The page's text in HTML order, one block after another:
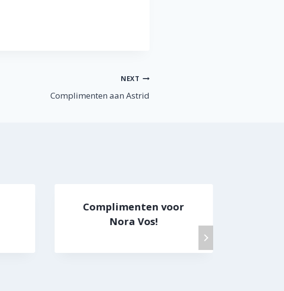
NEXT
Complimenten aan Astrid
Complimenten voor
Nora Vos!